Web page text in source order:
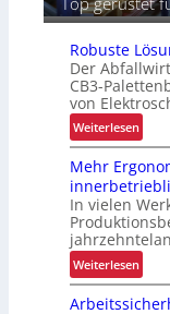
s
i
k
Robuste
Der
CB3-
von
Weiterlesen:
R
o
b
u
s
t
e
Mehr
In vielen
Weiterlesen:
M
e